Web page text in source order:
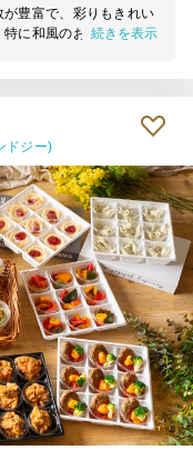
豊富で、彩りもきれい
に和風のお惣菜やお肉
続きを表示
ドジー)